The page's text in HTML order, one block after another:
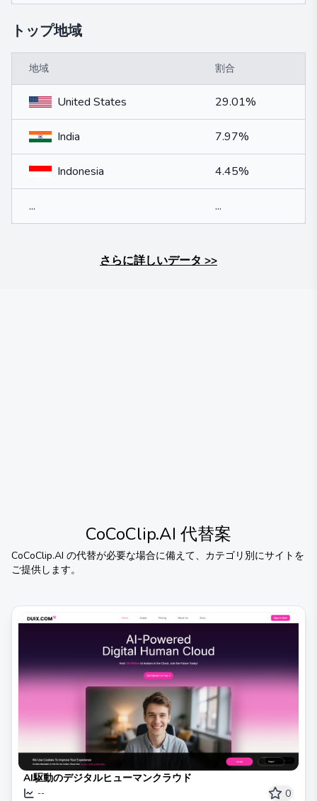
トップ地域
地域 割合
United States 29.01%
India 7.97%
Indonesia 4.45%
... ...
さらに詳しいデータ >>
CoCoClip.AI 代替案
CoCoClip.AI の代替が必要な場合に備えて、カテゴリ別にサイトを
ご提供します。
AI駆動のデジタルヒューマンクラウド
-- 0